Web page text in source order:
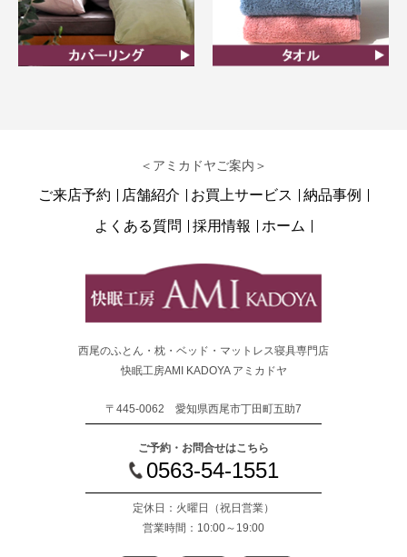
＜アミカドヤご案内＞
ご来店予約 店舗紹介 お買上サービス
納品事例
よくある質問
採用情報 ホーム
西尾のふとん・枕・ベッド・マットレス寝具専門店
快眠工房AMI KADOYA アミカドヤ
〒445-0062 愛知県西尾市丁田町五助7
ご予約・お問合せはこちら
0563-54-1551
定休日：火曜日
（祝日営業）
営業時間：10:00～19:00